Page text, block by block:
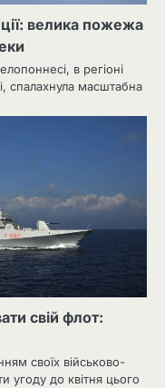
велика пожежа
в регіоні
спалахнула масштабна
свій флот:
своїх військово-
угоду до квітня цього